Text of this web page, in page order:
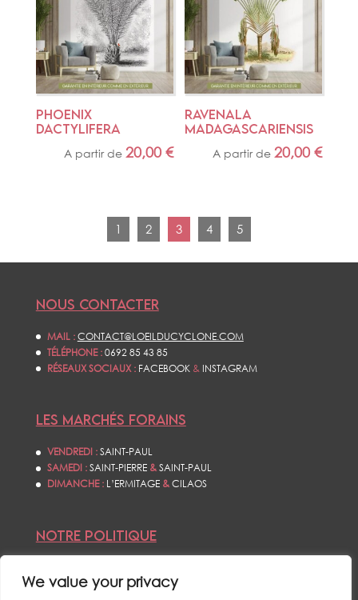
We value your privacy
PHOENIX
DACTYLIFERA
A partir de 20,00 €
RAVENALA
MADAGASCARIENSIS
A partir de20,00€
1 2 3 4 5
NOUS CONTACTER
MAIL :CONTACT@LOEILDUCYCLONE.COM
TÉLÉPHONE :0692 85 43 85
RÉSEAUX SOCIAUX : FACEBOOK& INSTAGRAM
LES MARCHÉS FORAINS
VENDREDI :SAINT-PAUL
SAMEDI :SAINT-PIERRE&SAINT-PAUL
DIMANCHE : L’ERMITAGE &CILAOS
NOTRE POLITIQUE
POLITIQUE DE CONFIDENTIALITÉS